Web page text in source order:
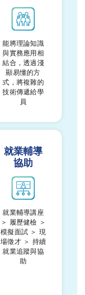
能將理論知識
與實務應用相
結合，透過淺
顯易懂的方
式，將複雜的
技術傳遞給學
員
就業輔導
協助
就業輔導講座
＞ 履歷健檢 ＞
模擬面試 ＞ 現
場徵才 ＞ 持續
就業追蹤與協
助